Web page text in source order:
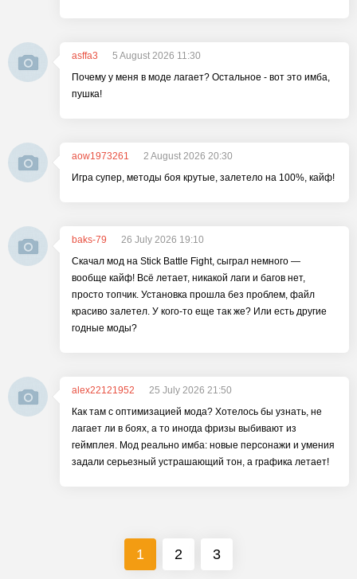
asffa3
5 August 2026 11:30
Почему у меня в моде лагает? Остальное - вот это имба,
пушка!
aow1973261
2 August 2026 20:30
Игра супер, методы боя крутые, залетело на 100%, кайф!
baks-79
26 July 2026 19:10
Скачал мод на Stick Battle Fight, сыграл немного —
вообще кайф! Всё летает, никакой лаги и багов нет,
просто топчик. Установка прошла без проблем, файл
красиво залетел. У кого-то еще так же? Или есть другие
годные моды?
alex22121952
25 July 2026 21:50
Как там с оптимизацией мода? Хотелось бы узнать, не
лагает ли в боях, а то иногда фризы выбивают из
геймплея. Мод реально имба: новые персонажи и умения
задали серьезный устрашающий тон, а графика летает!
1 2 3